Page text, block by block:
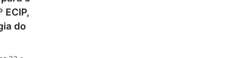
ECIP,
do